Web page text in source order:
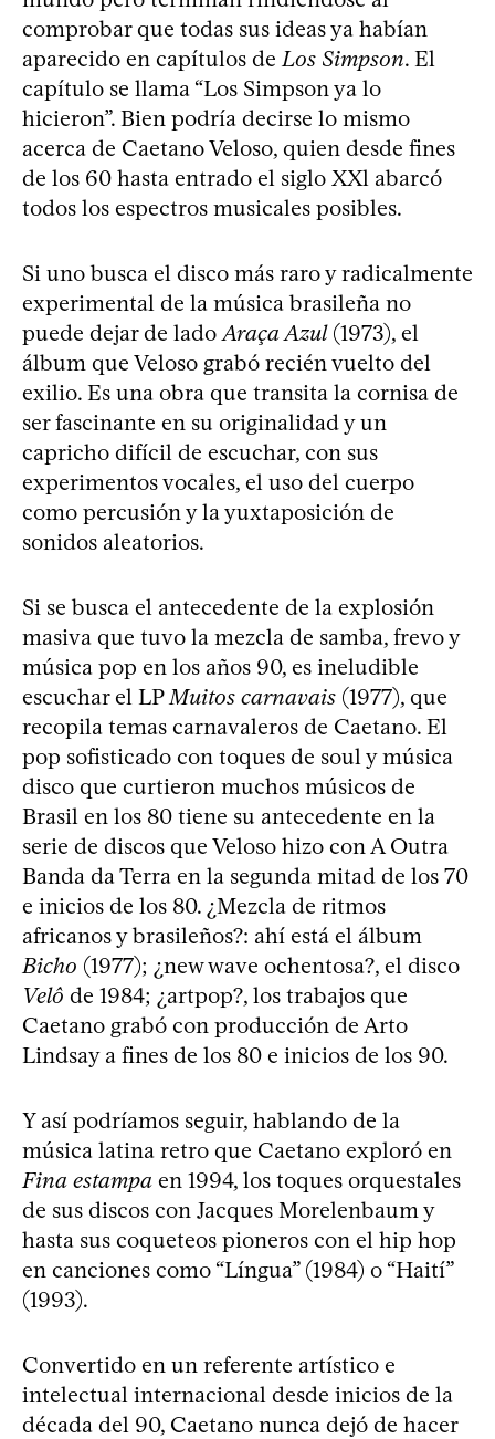
comprobar que todas sus ideas ya habían
aparecido en capítulos de Los Simpson. El
capítulo se llama “Los Simpson ya lo
hicieron”. Bien podría decirse lo mismo
acerca de Caetano Veloso, quien desde fines
de los 60 hasta entrado el siglo XXl abarcó
todos los espectros musicales posibles.
Si uno busca el disco más raro y radicalmente
experimental de la música brasileña no
puede dejar de lado Araça Azul(1973), el
álbum que Veloso grabó recién vuelto del
exilio. Es una obra que transita la cornisa de
ser fascinante en su originalidad y un
capricho difícil de escuchar, con sus
experimentos vocales, el uso del cuerpo
como percusión y la yuxtaposición de
sonidos aleatorios.
Si se busca el antecedente de la explosión
masiva que tuvo la mezcla de samba, frevo y
música pop en los años 90, es ineludible
escuchar el LP Muitos carnavais (1977), que
recopila temas carnavaleros de Caetano. El
pop sofisticado con toques de soul y música
disco que curtieron muchos músicos de
Brasil en los 80 tiene su antecedente en la
serie de discos que Veloso hizo con A Outra
Banda da Terra en la segunda mitad de los 70
e inicios de los 80. ¿Mezcla de ritmos
africanos y brasileños?: ahí está el álbum
Bicho (1977); ¿new wave ochentosa?, el disco
Velô de 1984; ¿artpop?, los trabajos que
Caetano grabó con producción de Arto
Lindsay a fines de los 80 e inicios de los 90.
Y así podríamos seguir, hablando de la
música latina retro que Caetano exploró en
Fina estampa en 1994, los toques orquestales
de sus discos con Jacques Morelenbaum y
hasta sus coqueteos pioneros con el hip hop
en canciones como “Língua” (1984) o “Haití”
(1993).
Convertido en un referente artístico e
intelectual internacional desde inicios de la
década del 90, Caetano nunca dejó de hacer